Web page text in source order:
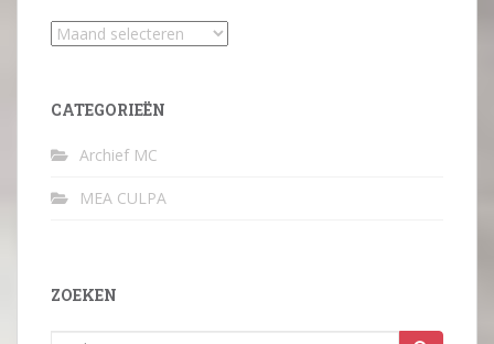
Archief
CATEGORIEËN
Archief MC
MEA CULPA
ZOEKEN